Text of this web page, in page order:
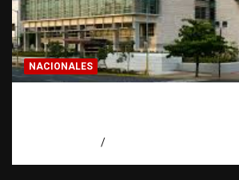
NACIONALES